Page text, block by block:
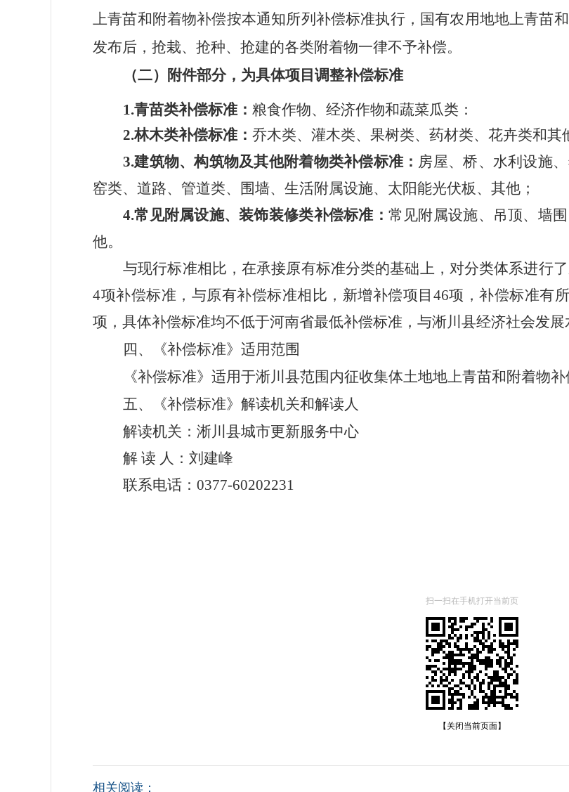
上青苗和附着物补偿按本通知所列补偿标准执行， 国有农用地地上青苗
发布后，抢栽、抢种、抢建的各类附着物一律不予补偿。
（二）附件部分，为具体项目调整补偿标准
1.青苗类补偿标准： 粮食作物、经济作物和蔬菜瓜类：
2.林木类补偿标准： 乔木类、灌木类、果树类、药材类、花卉类和其
3.建筑物、构筑物及其他附着物类补偿标准： 房屋、桥、水利设施
窑类、 道路、管道类、围墙、生活附属设施、太阳能光伏板、其他；
4.常见附属设施、装饰装修类补偿标准： 常见附属设施、 吊顶、 墙
他。
与现行标准相比，在承接原有标准分类的基础上，对分类体系进行
4项补偿标准，与原有补偿标准相比，新增补偿项目46项，补偿标准有
项， 具体补偿标准均不低于河南省最低补偿标准，与淅川县经济社会发展
四、
《补偿标准》适用范围
《补偿标准》适用于淅川 县范围内征收集体土地地上青苗和附着物补
五、《补偿标准》解读机关和解读人
解读机关： 淅川县城市更新服务中心
解 读 人： 刘建峰
联系电话： 0377-60202231
扫一扫在手机打开当前页
【关闭当前页面】
相关阅读：